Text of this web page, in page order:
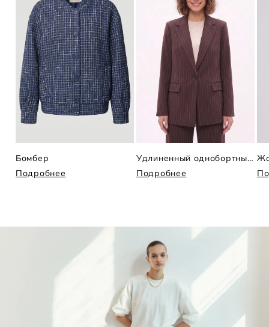
Бомбер
Подробнее
Удлиненный однобортный жакет в полоску
Подробнее